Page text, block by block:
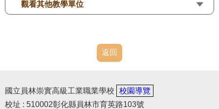
觀看其他教學單位
返回
國立員林崇實高級工業職業學校
校園導覽
校址 : 510002彰化縣員林市育英路103號